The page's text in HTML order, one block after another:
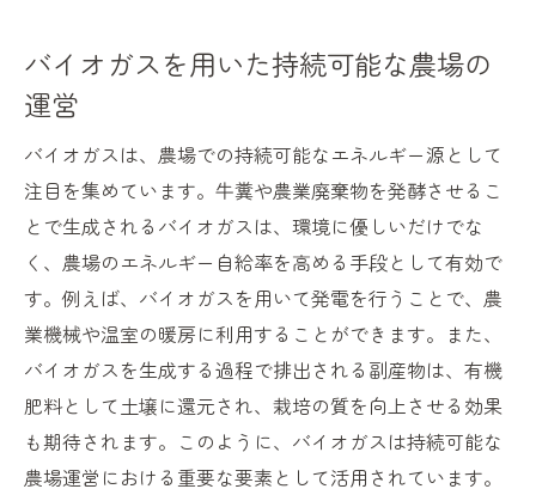
バイオガスを用いた持続可能な農場の
運営
バイオガスは、農場での持続可能なエネルギー源として
注目を集めています。牛糞や農業廃棄物を発酵させるこ
とで生成されるバイオガスは、環境に優しいだけでな
く、農場のエネルギー自給率を高める手段として有効で
す。例えば、バイオガスを用いて発電を行うことで、農
業機械や温室の暖房に利用することができます。また、
バイオガスを生成する過程で排出される副産物は、有機
肥料として土壌に還元され、栽培の質を向上させる効果
も期待されます。このように、バイオガスは持続可能な
農場運営における重要な要素として活用されています。